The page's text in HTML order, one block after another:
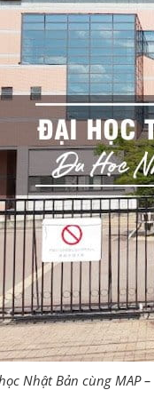
Nhật Bản cùng MAP –